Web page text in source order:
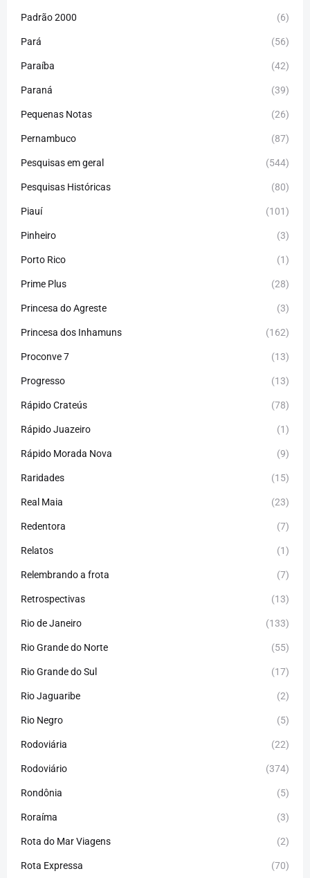
Padrão 2000 (6)
Pará (56)
Paraíba (42)
Paraná (39)
Pequenas Notas (26)
Pernambuco (87)
Pesquisas em geral (544)
Pesquisas Históricas (80)
Piauí (101)
Pinheiro (3)
Porto Rico (1)
Prime Plus (28)
Princesa do Agreste (3)
Princesa dos Inhamuns (162)
Proconve 7 (13)
Progresso (13)
Rápido Crateús (78)
Rápido Juazeiro (1)
Rápido Morada Nova (9)
Raridades (15)
Real Maia (23)
Redentora (7)
Relatos (1)
Relembrando a frota (7)
Retrospectivas (13)
Rio de Janeiro (133)
Rio Grande do Norte (55)
Rio Grande do Sul (17)
Rio Jaguaribe (2)
Rio Negro (5)
Rodoviária (22)
Rodoviário (374)
Rondônia (5)
Roraíma (3)
Rota do Mar Viagens (2)
Rota Expressa (70)